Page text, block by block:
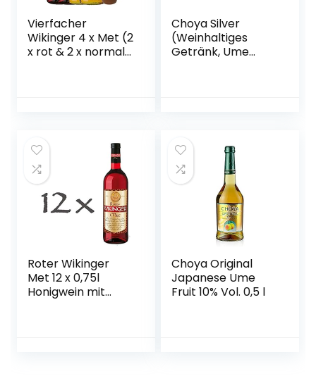
Vierfacher
Wikinger 4 x Met (2
x rot & 2 x normal)
Choya Silver
(Weinhaltiges
Getränk, Ume
Roter Wikinger
Met 12 x 0,75l
Honigwein mit
Choya Original
Japanese Ume
Fruit 10% Vol. 0,5 l